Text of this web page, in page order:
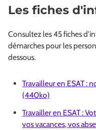
Les fiches
Consultez les 45 fiches
démarches pour les
dessous.
Travailleur en ESAT :
(440ko)
Travailler en ESAT :
vos vacances, vos